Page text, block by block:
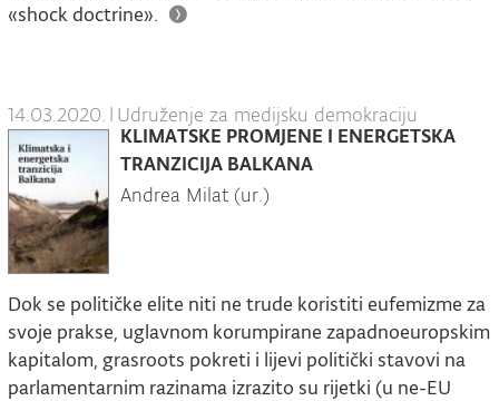
«shock doctrine».
14.03.2020. | Udruženje za medijsku demokraciju
KLIMATSKE PROMJENE I ENERGETSKA
TRANZICIJA BALKANA
Andrea Milat (ur.)
Dok se političke elite niti ne trude koristiti eufemizme za
svoje prakse, uglavnom korumpirane zapadnoeuropskim
kapitalom, grasroots pokreti i lijevi politički stavovi na
parlamentarnim razinama izrazito su rijetki (u ne-EU